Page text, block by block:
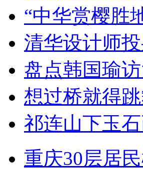
“中华赏樱胜
清华设计师
盘点韩国瑜
想过桥就得
祁连山下玉
重庆30层居